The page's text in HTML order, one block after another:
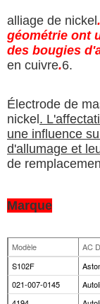
alliage de nickel
géométrie ont
des bougies
en cuivre.6.
Électrode de
nickel.
une influence
d'allumage et
de
Marque
Modèle
AC
S102F
021-007-0145